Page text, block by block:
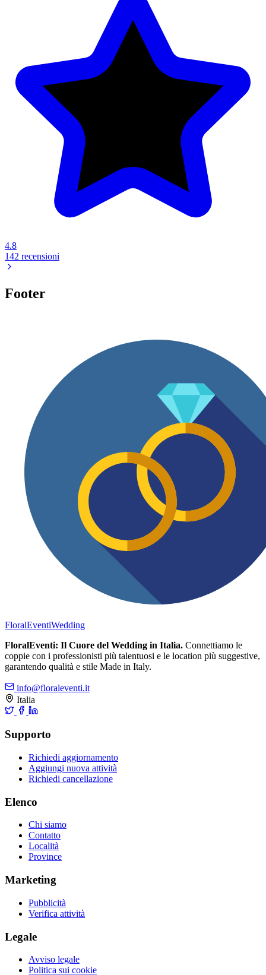
4.8
142 recensioni
Footer
FloralEventiWedding
FloralEventi: Il Cuore del Wedding in Italia. Connettiamo le
coppie con i professionisti più talentuosi e le location più suggestive,
garantendo qualità e stile Made in Italy.
info@floraleventi.it
Italia
Supporto
Richiedi aggiornamento
Aggiungi nuova attività
Richiedi cancellazione
Elenco
Chi siamo
Contatto
Località
Province
Marketing
Pubblicità
Verifica attività
Legale
Avviso legale
Politica sui cookie